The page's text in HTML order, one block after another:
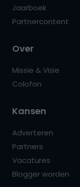
Jaarboek
Partnercontent
Over
Missie & Visie
Colofon
Kansen
Adverteren
Partners
Vacatures
Blogger worden